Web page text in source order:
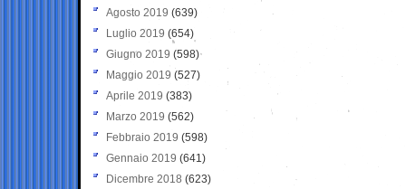
Agosto 2019 (639)
Luglio 2019 (654)
Giugno 2019 (598)
Maggio 2019 (527)
Aprile 2019 (383)
Marzo 2019 (562)
Febbraio 2019 (598)
Gennaio 2019 (641)
Dicembre 2018 (623)